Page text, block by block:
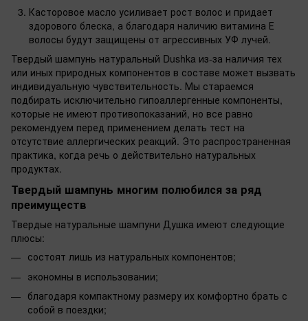
Касторовое масло усиливает рост волос и придает
здорового блеска, а благодаря наличию витамина Е
волосы будут защищены от агрессивных УФ лучей.
Твердый шампунь натуральный Dushka из-за наличия тех
или иных природных компонентов в составе может вызвать
индивидуальную чувствительность. Мы стараемся
подбирать исключительно гипоаллергенные компоненты,
которые не имеют противопоказаний, но все равно
рекомендуем перед применением делать тест на
отсутствие аллергических реакций. Это распространенная
практика, когда речь о действительно натуральных
продуктах.
Твердый шампунь многим полюбился за ряд
преимуществ
Твердые натуральные шампуни Душка имеют следующие
плюсы:
состоят лишь из натуральных компонентов;
экономны в использовании;
благодаря компактному размеру их комфортно брать с
собой в поездки;